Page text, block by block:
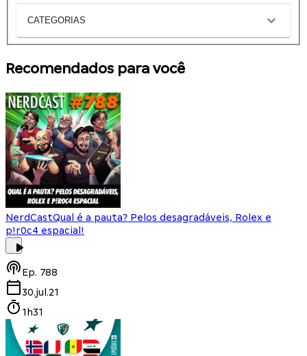
CATEGORIAS
Recomendados para você
NerdCastQual é a pauta? Pelos desagradáveis, Rolex e
p!r0c4 espacial!
Ep. 788
30.jul.21
1h31